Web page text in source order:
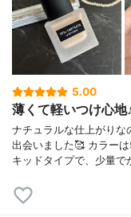
5.00
薄くて軽いつけ心地
ナチュラルな仕上がりな
出会いました🥰 カラー
キッドタイプで、少量で